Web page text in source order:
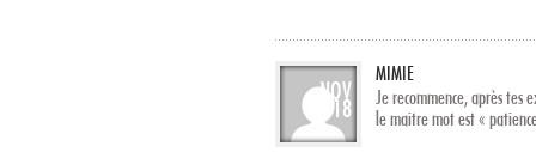
NOV
18
MIMIE
Je recommence, après tes
le maitre mot est «